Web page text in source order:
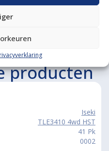
producten
Iseki
TLE3410 4wd HST
41 Pk
0002